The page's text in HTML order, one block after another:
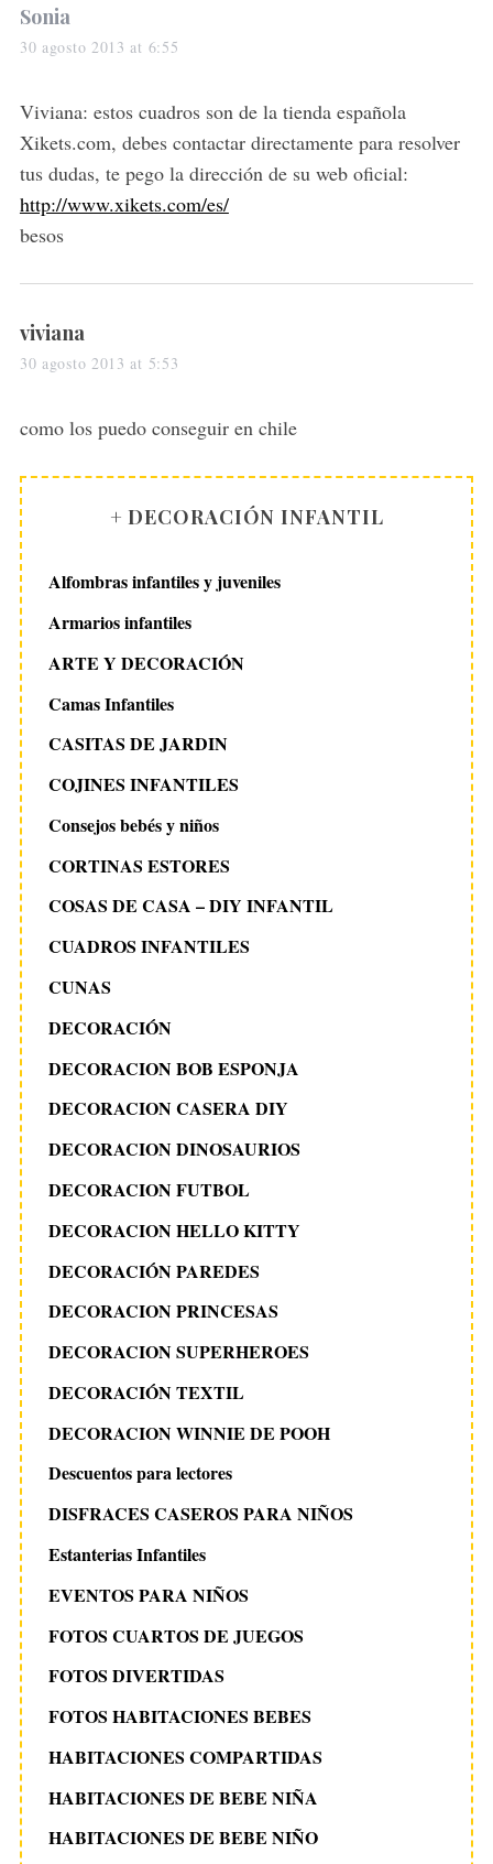
s
a
s
:
Sonia
30 agosto 2013 at 6:55
Viviana: estos cuadros son de la tienda española
Xikets.com, debes contactar directamente para resolver
tus dudas, te pego la dirección de su web oficial:
http://www.xikets.com/es/
besos
s
a
s
viviana
30 agosto 2013 at 5:53
como los puedo conseguir en chile
+ DECORACIÓN INFANTIL
Alfombras infantiles y juveniles
Armarios infantiles
ARTE Y DECORACIÓN
Camas Infantiles
CASITAS DE JARDIN
COJINES INFANTILES
Consejos bebés y niños
CORTINAS ESTORES
COSAS DE CASA – DIY INFANTIL
CUADROS INFANTILES
CUNAS
DECORACIÓN
DECORACION BOB ESPONJA
DECORACION CASERA DIY
DECORACION DINOSAURIOS
DECORACION FUTBOL
DECORACION HELLO KITTY
DECORACIÓN PAREDES
DECORACION PRINCESAS
DECORACION SUPERHEROES
DECORACIÓN TEXTIL
DECORACION WINNIE DE POOH
Descuentos para lectores
DISFRACES CASEROS PARA NIÑOS
Estanterias Infantiles
EVENTOS PARA NIÑOS
FOTOS CUARTOS DE JUEGOS
FOTOS DIVERTIDAS
FOTOS HABITACIONES BEBES
HABITACIONES COMPARTIDAS
HABITACIONES DE BEBE NIÑA
HABITACIONES DE BEBE NIÑO